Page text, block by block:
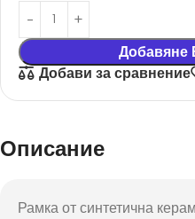
Добавяне
Добави за сравнение
Описание
Рамка от синтетична